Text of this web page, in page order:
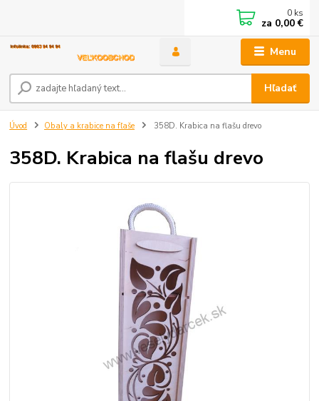
Menu
Hľadať
0 ks
za 0,00 €
Úvod Obaly a krabice na fľaše 358D. Krabica na flašu drevo
358D. Krabica na flašu drevo